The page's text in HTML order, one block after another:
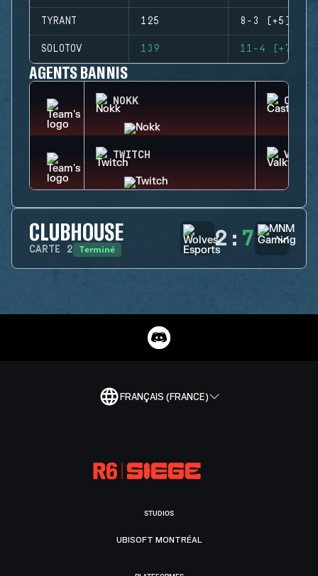
TYRANT 125 8-3 (+5)
SOLOTOV 139 11-4 (+7)
AGENTS BANNIS
NOKK
TWITCH
CLUBHOUSE
CARTE 2 Terminé 2 : 7
FRANÇAIS (FRANCE)
STUDIOS
UBISOFT MONTRÉAL